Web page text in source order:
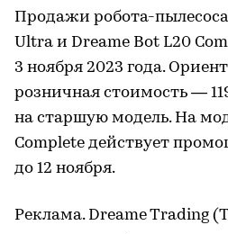
Продажи робота-
Ultra и Dreame Bot L20
3 ноября 2023 года.
розничная стоимость —
на старшую модель. На
Complete действует
до 12 ноября.
Реклама. Dreame Trading